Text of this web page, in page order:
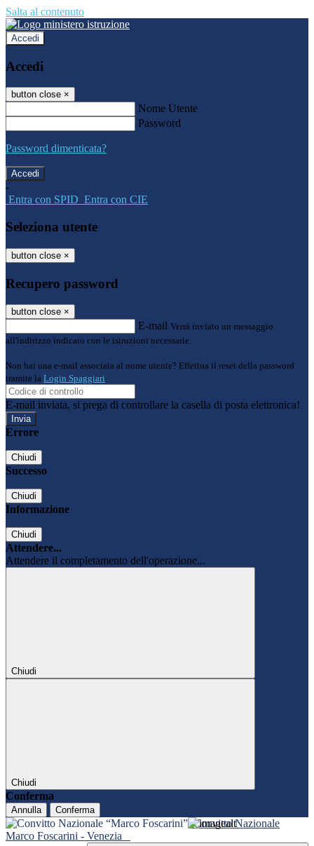
Salta al contenuto
Accedi
Accedi
button close ×
Nome Utente
Password
Password dimenticata?
-
Entra con SPID Entra con CIE
Seleziona utente
button close ×
Recupero password
button close ×
E-mail Verrà inviato un messaggio
all'indirizzo indicato con le istruzioni necessarie.
Non hai una e-mail associata al nome utente? Effettua il reset della password
tramite la Login Spaggiari
E-mail inviata, si prega di controllare la casella di posta elettronica!
Errore
Chiudi
Successo
Chiudi
Informazione
Chiudi
Attendere...
Attendere il completamento dell'operazione...
Chiudi
Chiudi
Conferma
Annulla Conferma
Convitto Nazionale
Marco Foscarini - Venezia